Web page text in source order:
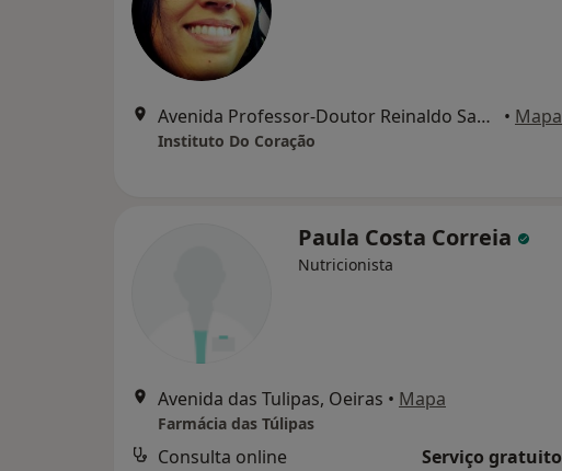
Avenida Professor-Doutor Reinaldo Santos 27, Carnaxide • Mapa
Instituto Do Coração
Paula Costa Correia
Nutricionista
Avenida das Tulipas, Oeiras • Mapa
Farmácia das Túlipas
Consulta online Serviço gratuito